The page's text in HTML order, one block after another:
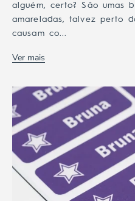
alguém, certo? São umas
amareladas, talvez perto
causam co...
Ver mais